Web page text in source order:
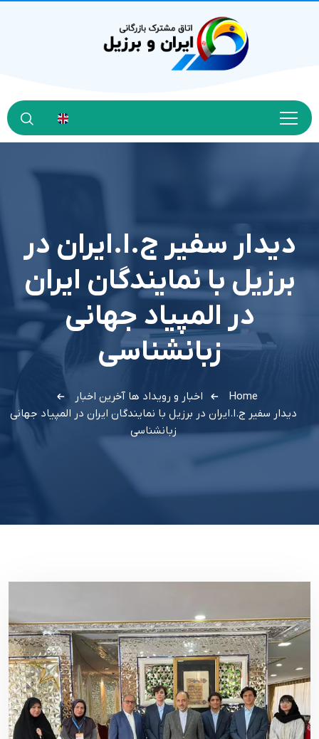
دیدار سفیر ج.ا.ایران در
برزیل با نمایندگان ایران
در المپیاد جهانی
زبانشناسی
Home اخبار و رویداد ها آخرین اخبار
دیدار سفیر ج.ا.ایران در برزیل با نمایندگان ایران در المپیاد جهانی
زبانشناسی